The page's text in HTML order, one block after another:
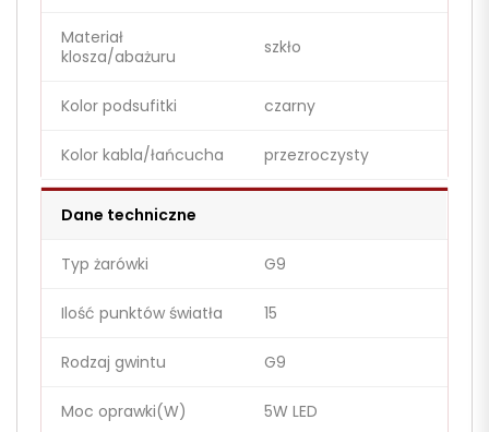
Materiał
klosza/abażuru
szkło
Kolor podsufitki czarny
Kolor kabla/łańcucha przezroczysty
Dane techniczne
Typ żarówki G9
Ilość punktów światła 15
Rodzaj gwintu G9
Moc oprawki(W) 5W LED